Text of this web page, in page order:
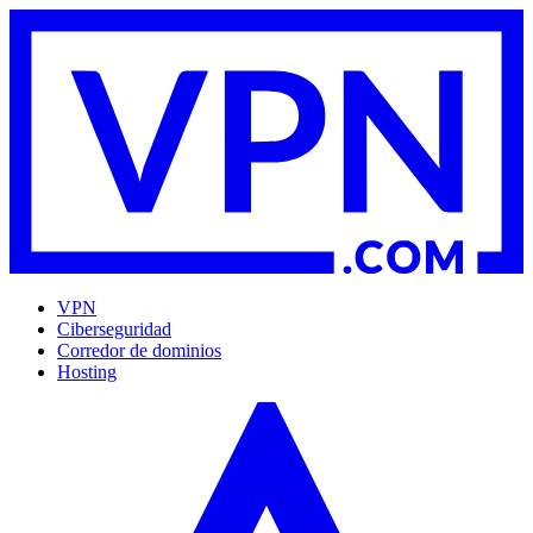
VPN
Ciberseguridad
Corredor de dominios
Hosting